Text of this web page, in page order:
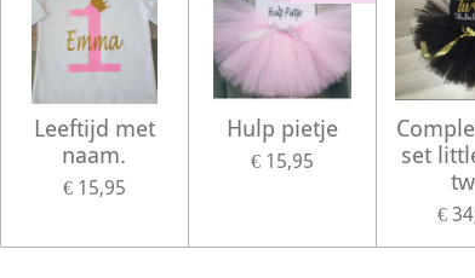
Leeftijd met
naam.
€ 15,95
Hulp pietje
€ 15,95
set
€